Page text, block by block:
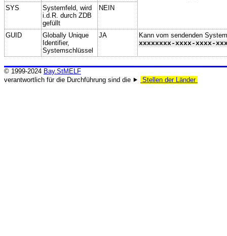
SYS
Systemfeld, wird
i.d.R. durch ZDB
gefüllt
NEIN
GUID
Globally Unique
Identifier,
Systemschlüssel
JA
Kann vom sendenden
xxxxxxxx-xxxx-xxxx-
© 1999-2024 Bay.StMELF
verantwortlich für die Durchführung sind die ⯈
Stellen der Länder